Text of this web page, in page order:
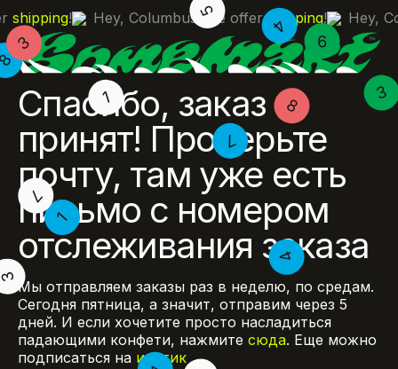
shipping! Hey, Columbus, we offershipping! Hey,
Спасибо, заказ
принят! Проверьте
почту, там уже есть
письмо с номером
отслеживания заказа
Мы отправляем заказы раз в неделю, по средам.
Сегодня пятница, а значит, отправим через 5
дней. И если хочетите просто насладиться
падающими конфети, нажмите сюда. Еще можно
подписаться на инстик